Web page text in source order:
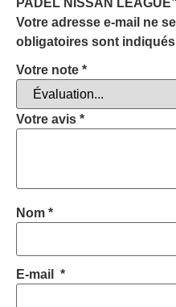
PADEL NISSAN LEAGUE”
Votre adresse e-mail ne
obligatoires sont
Votre note *
Votre avis *
Nom *
E-mail *